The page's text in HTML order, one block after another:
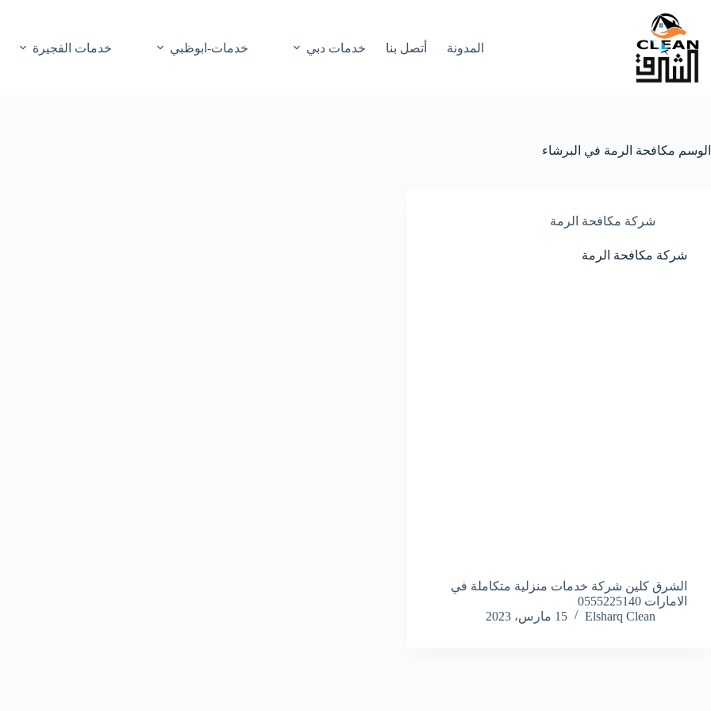
المحتوى
المدونة أتصل بنا خدمات دبي خدمات-ابوظبي خدمات الفجيرة
الوسم مكافحة الرمة في البرشاء
شركة مكافحة الرمة
شركة مكافحة الرمة
الشرق كلين شركة خدمات منزلية متكاملة في
الامارات 0555225140
Elsharq Clean
15 مارس، 2023